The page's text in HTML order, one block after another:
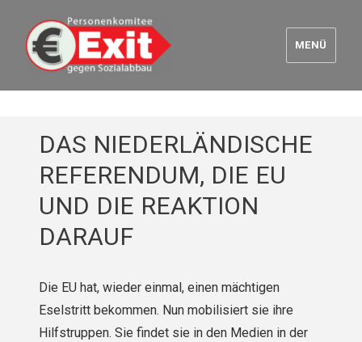
Euro Exit
MENÜ
DAS NIEDERLÄNDISCHE
REFERENDUM, DIE EU
UND DIE REAKTION
DARAUF
Die EU hat, wieder einmal, einen mächtigen
Eselstritt bekommen. Nun mobilisiert sie ihre
Hilfstruppen. Sie findet sie in den Medien in der